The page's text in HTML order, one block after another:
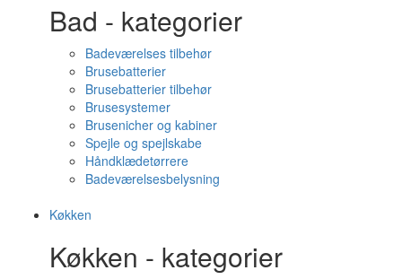
Bad - kategorier
Badeværelses tilbehør
Brusebatterier
Brusebatterier tilbehør
Brusesystemer
Brusenicher og kabiner
Spejle og spejlskabe
Håndklædetørrere
Badeværelsesbelysning
Køkken
Køkken - kategorier